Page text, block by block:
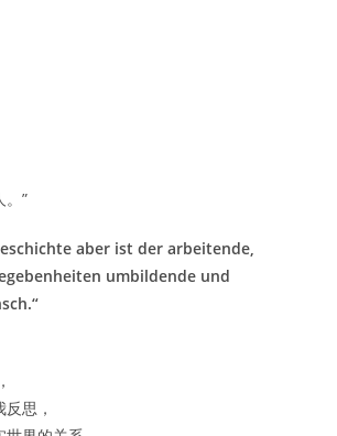
。”
aber ist der arbeitende,
umbildende und
思，